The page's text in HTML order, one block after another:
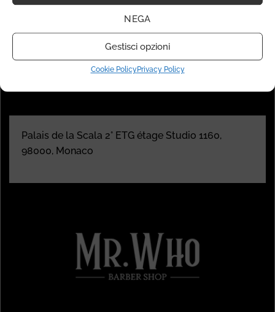
NEGA
Gestisci opzioni
Cookie PolicyPrivacy Policy
Palais de la Scala 2° ETG étage Studio 1160,
98000, Monaco